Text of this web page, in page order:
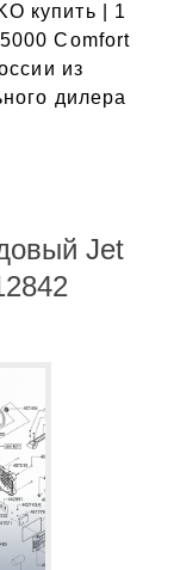
купить | 1
Comfort
из
дилера
Jet